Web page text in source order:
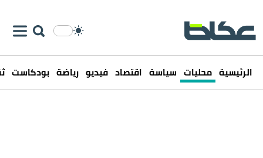
الرئيسية محليات سياسة اقتصاد فيديو رياضة بودكاست